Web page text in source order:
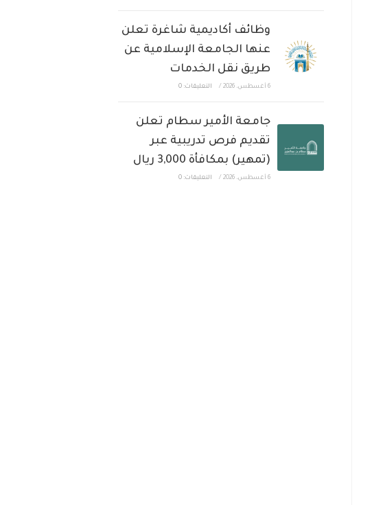
وظائف أكاديمية شاغرة تعلن
عنها الجامعة الإسلامية عن
طريق نقل الخدمات
6 أغسطس، 2026 / التعليقات: 0
جامعة الأمير سطام تعلن
تقديم فرص تدريبية عبر
(تمهير) بمكافأة 3,000 ريال
6 أغسطس، 2026 / التعليقات: 0